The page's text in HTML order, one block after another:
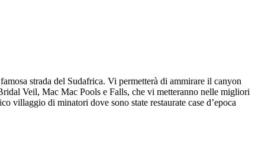
strada del Sudafrica. Vi permetterà di ammirare il canyon
Veil, Mac Mac Pools e Falls, che vi metteranno nelle migliori
villaggio di minatori dove sono state restaurate case d’epoca